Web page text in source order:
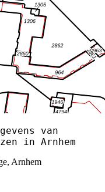
van
in Arnhem
Arnhem